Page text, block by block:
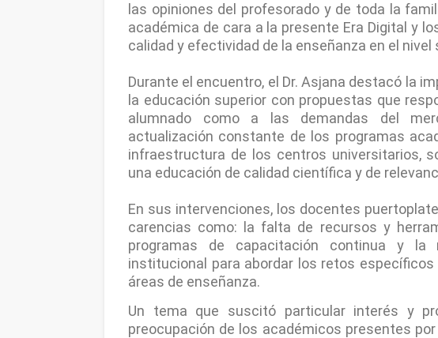
las opiniones del profesorado y de toda la
académica de cara a la presente Era Digital y
calidad y efectividad de la enseñanza en el nivel
Durante el encuentro, el Dr. Asjana destacó la
la educación superior con propuestas que
alumnado como a las demandas del
actualización constante de los programas
infraestructura de los centros universitarios,
una educación de calidad científica y de
En sus intervenciones, los docentes
carencias como: la falta de recursos y
programas de capacitación continua y la
institucional para abordar los retos
áreas de enseñanza.
Un tema que suscitó particular interés y
preocupación de los académicos presentes